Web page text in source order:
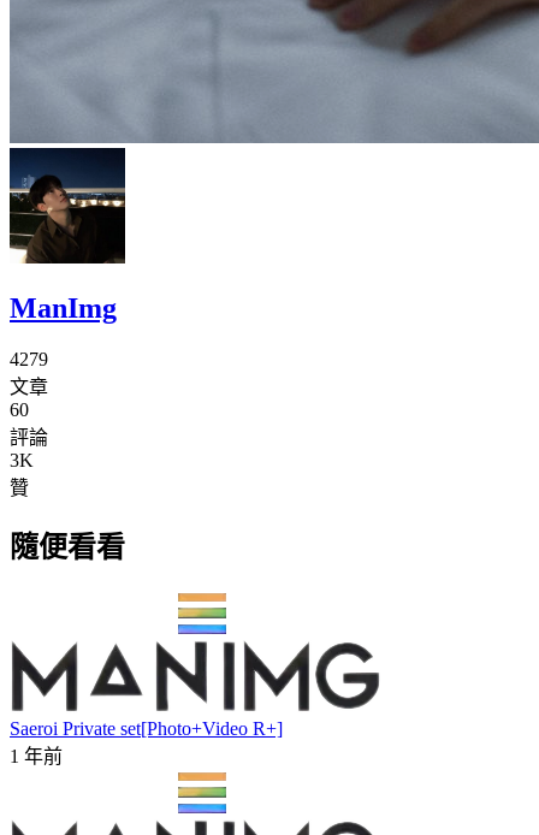
ManImg
4279
文章
60
評論
3K
贊
隨便看看
Saeroi Private set[Photo+Video R+]
1 年前